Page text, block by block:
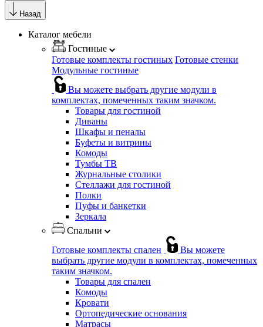
Назад
Каталог мебели
Гостиные
Готовые комплекты гостиных Готовые стенки
Модульные гостиные
Вы можете выбрать другие модули в
комплектах, помеченных таким значком.
Товары для гостиной
Диваны
Шкафы и пеналы
Буфеты и витрины
Комоды
Тумбы ТВ
Журнальные столики
Стеллажи для гостиной
Полки
Пуфы и банкетки
Зеркала
Спальни
Готовые комплекты спален
Вы можете
выбрать другие модули в комплектах, помеченных
таким значком.
Товары для спален
Комоды
Кровати
Ортопедические основания
Матрасы